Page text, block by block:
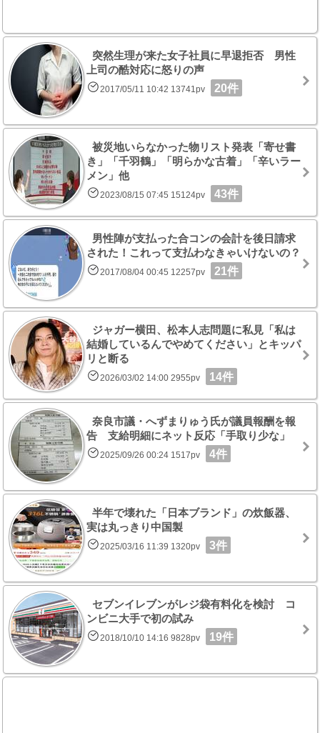
突然生理が来た女子社員に早退拒否 男性
上司の酷対応に怒りの声
2017/05/11 10:42 13741pv 20件
被災地いらなかった物リスト発表「寄せ書
き」「千羽鶴」「明らかな古着」「辛いラー
メン」他
2023/08/15 07:45 15124pv 43件
男性陣が支払った合コンの会計を後日請求
された！これって支払わなきゃいけないの？
2017/08/04 00:45 12257pv 21件
ジャガー横田、松本人志問題に私見「私は
結婚しているんでやめてください」とキッパ
リと断る
2026/03/02 14:00 2955pv 14件
奈良市議・へずまりゅう氏が議員報酬を報
告 支給明細にネット反応「手取り少な」
2025/09/26 00:24 1517pv 4件
半年で壊れた「日本ブランド」の炊飯器、
実は丸っきり中国製
2025/03/16 11:39 1320pv 3件
セブンイレブンがレジ袋有料化を検討 コ
ンビニ大手で初の試み
2018/10/10 14:16 9828pv 19件